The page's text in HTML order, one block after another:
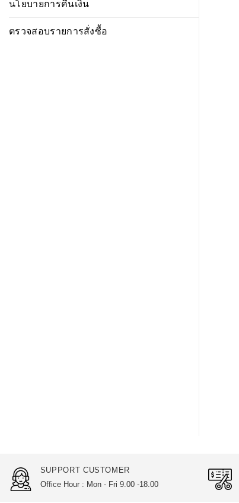
นโยบายการคืนเงิน
ตรวจสอบรายการสั่งซื้อ
SUPPORT CUSTOMER
Office Hour : Mon - Fri 9.00 -18.00